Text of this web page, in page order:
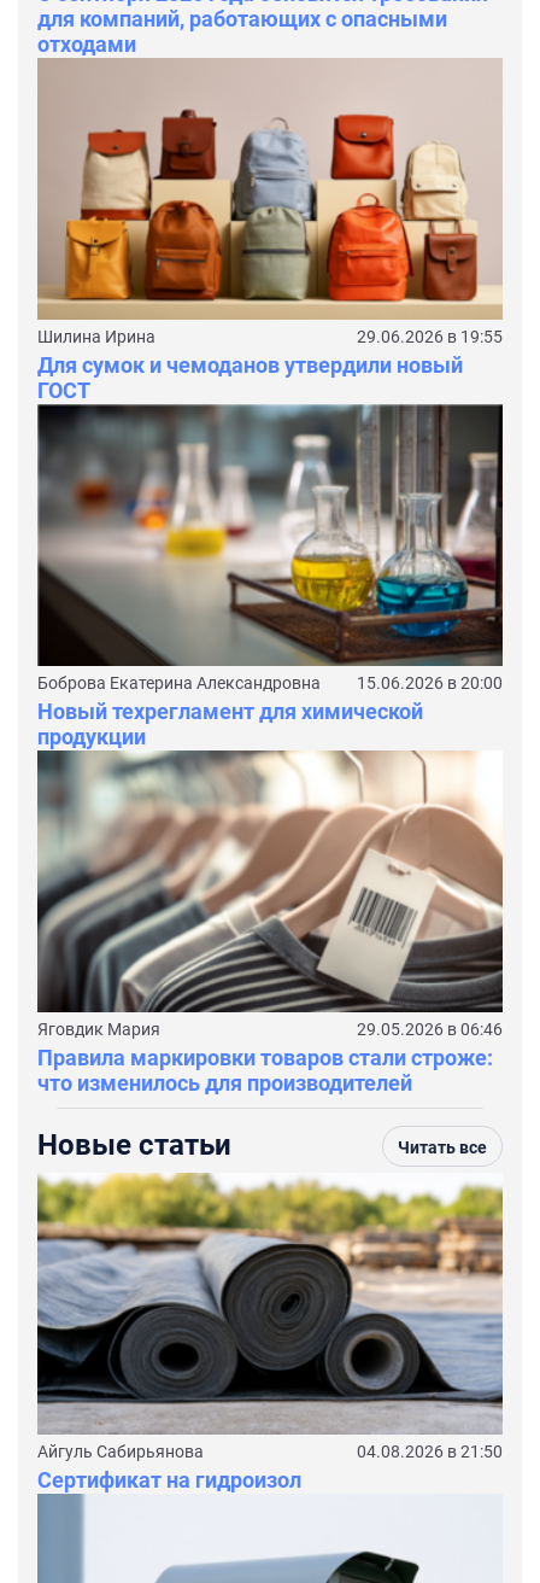
для компаний, работающих с опасными
отходами
Шилина Ирина 29.06.2026 в 19:55
Для сумок и чемоданов утвердили новый
ГОСТ
Боброва Екатерина Александровна 15.06.2026 в 20:00
Новый техрегламент для химической
продукции
Яговдик Мария 29.05.2026 в 06:46
Правила маркировки товаров стали строже:
что изменилось для производителей
Новые статьи Читать все
Айгуль Сабирьянова 04.08.2026 в 21:50
Сертификат на гидроизол